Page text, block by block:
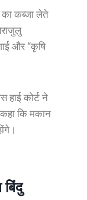
का कब्जा लेते
और “कृषि
हाई कोर्ट ने
कहा कि मकान